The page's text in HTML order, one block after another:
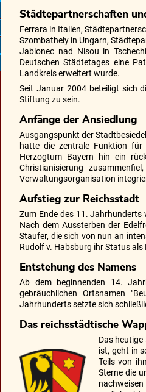
Städtepartnerschaften
Ferrara in Italien,
Szombathely in Ungarn,
Jablonec nad Nisou in
Deutschen Städtetages eine
Landkreis erweitert wurde.
Seit Januar 2004 beteiligt sich
Stiftung zu sein.
Anfänge der Ansiedlung
Ausgangspunkt der
hatte die zentrale Funktion für
Herzogtum Bayern hin ein
Christianisierung
Verwaltungsorganisation
Aufstieg zur Reichsstadt
Zum Ende des 11. Jahrhunderts
Nach dem Aussterben der
Staufer, die sich von nun an
Rudolf v. Habsburg ihr Status
Entstehung des Namens
Ab dem beginnenden 14.
gebräuchlichen Ortsnamen
Jahrhunderts setzte sich
Das reichsstädtische
Das
ist, geht in
Teils von
Sterne die